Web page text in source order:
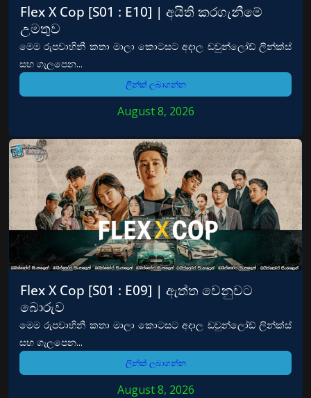
Flex X Cop [S01 : E10] | අයිති කරගැනීමේ
උමතුව
මෙම රුපවාහිනී කතා මාලා කොටසට අදාල ඩවුන්ලෝඩ් ලින්ක්ස්
සහ ගැලපෙන...
ලින්ක් ලබාගන්න
August 8, 2026
Flex X Cop [S01 : E09] | ඇත්ත වෙනුවට
බොරුව
මෙම රුපවාහිනී කතා මාලා කොටසට අදාල ඩවුන්ලෝඩ් ලින්ක්ස්
සහ ගැලපෙන...
ලින්ක් ලබාගන්න
August 8, 2026